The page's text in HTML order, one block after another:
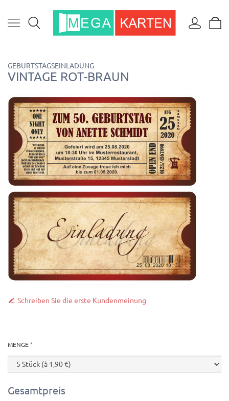
GEBURTSTAGSEINLADUNG
VINTAGE ROT-BRAUN
Schreiben Sie die erste Kundenmeinung
MENGE
Gesamtpreis